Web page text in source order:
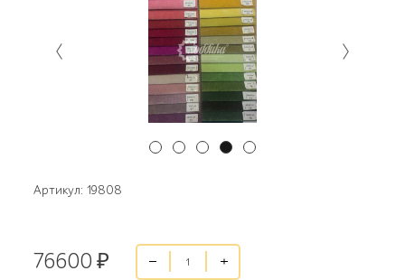
Артикул: 19808
76600 ₽